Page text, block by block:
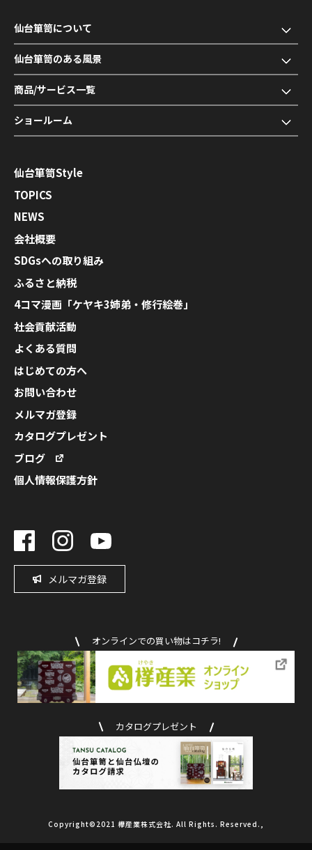
仙台箪笥について
仙台箪笥のある風景
商品/サービス一覧
ショールーム
仙台箪笥Style
TOPICS
NEWS
会社概要
SDGsへの取り組み
ふるさと納税
4コマ漫画「ケヤキ3姉弟・修行絵巻」
社会貢献活動
よくある質問
はじめての方へ
お問い合わせ
メルマガ登録
カタログプレゼント
ブログ
個人情報保護方針
メルマガ登録
オンラインでの買い物はコチラ!
カタログプレゼント
Copyright©2021 欅産業株式会社. All Rights. Reserved.,